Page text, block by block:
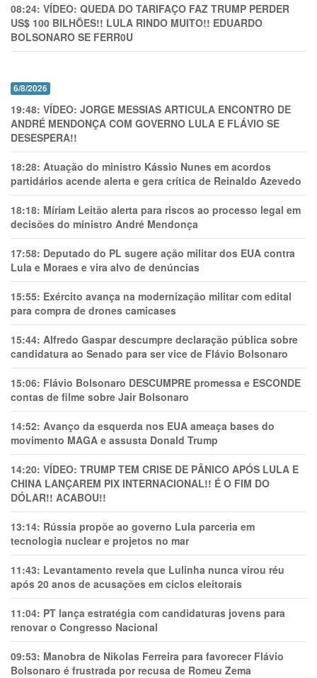
08:24: VÍDEO: QUEDA DO TARIFAÇO FAZ TRUMP PERDER
US$ 100 BILHÕES!! LULA RINDO MUITO!! EDUARDO
BOLSONARO SE FERR0U
6/8/2026
19:48: VÍDEO: JORGE MESSIAS ARTICULA ENCONTRO DE
ANDRÉ MENDONÇA COM GOVERNO LULA E FLÁVIO SE
DESESPERA!!
18:28: Atuação do ministro Kássio Nunes em acordos
partidários acende alerta e gera crítica de Reinaldo Azevedo
18:18: Míriam Leitão alerta para riscos ao processo legal em
decisões do ministro André Mendonça
17:58: Deputado do PL sugere ação militar dos EUA contra
Lula e Moraes e vira alvo de denúncias
15:55: Exército avança na modernização militar com edital
para compra de drones camicases
15:44: Alfredo Gaspar descumpre declaração pública sobre
candidatura ao Senado para ser vice de Flávio Bolsonaro
15:06: Flávio Bolsonaro DESCUMPRE promessa e ESCONDE
contas de filme sobre Jair Bolsonaro
14:52: Avanço da esquerda nos EUA ameaça bases do
movimento MAGA e assusta Donald Trump
14:20: VÍDEO: TRUMP TEM CRlSE DE PÂNlCO APÓS LULA E
CHINA LANÇAREM PIX INTERNACIONAL!! É O FIM DO
DÓLAR!! ACABOU!!
13:14: Rússia propõe ao governo Lula parceria em
tecnologia nuclear e projetos no mar
11:43: Levantamento revela que Lulinha nunca virou réu
após 20 anos de acusações em ciclos eleitorais
11:04: PT lança estratégia com candidaturas jovens para
renovar o Congresso Nacional
09:53: Manobra de Nikolas Ferreira para favorecer Flávio
Bolsonaro é frustrada por recusa de Romeu Zema